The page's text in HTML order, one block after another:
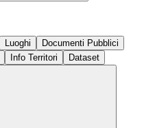
Luoghi
Documenti Pubblici
Info Territori Dataset